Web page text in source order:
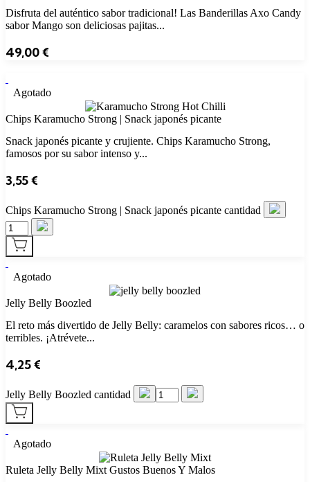
Disfruta del auténtico sabor tradicional! Las Banderillas Axo Candy
sabor Mango son deliciosas pajitas...
49,00€
Agotado
Chips Karamucho Strong | Snack japonés picante
Snack japonés picante y crujiente. Chips Karamucho Strong,
famosos por su sabor intenso y...
3,55€
Chips Karamucho Strong | Snack japonés picante cantidad
Agotado
Jelly Belly Boozled
El reto más divertido de Jelly Belly: caramelos con sabores ricos… o
terribles. ¡Atrévete...
4,25€
Jelly Belly Boozled cantidad
Agotado
Ruleta Jelly Belly Mixt Gustos Buenos Y Malos